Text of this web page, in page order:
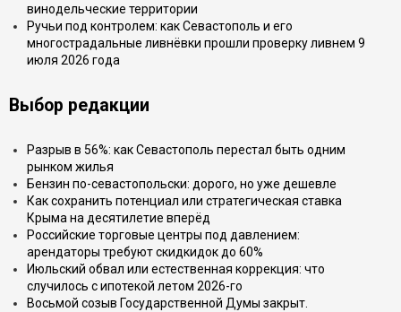
винодельческие территории
Ручьи под контролем: как Севастополь и его
многострадальные ливнёвки прошли проверку ливнем 9
июля 2026 года
Выбор редакции
Разрыв в 56%: как Севастополь перестал быть одним
рынком жилья
Бензин по-севастопольски: дорого, но уже дешевле
Как сохранить потенциал или стратегическая ставка
Крыма на десятилетие вперёд
Российские торговые центры под давлением:
арендаторы требуют скидкидок до 60%
Июльский обвал или естественная коррекция: что
случилось с ипотекой летом 2026-го
Восьмой созыв Государственной Думы закрыт.